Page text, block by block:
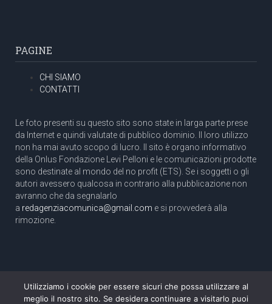
PAGINE
CHI SIAMO
CONTATTI
Le foto presenti su questo sito sono state in larga parte prese
da Internet e quindi valutate di pubblico dominio. Il loro utilizzo
non ha mai avuto scopo di lucro. Il sito è organo informativo
della Onlus Fondazione Levi Pelloni e le comunicazioni prodotte
sono destinate al mondo del no profit (ETS). Se i soggetti o gli
autori avessero qualcosa in contrario alla pubblicazione non
avranno che da segnalarlo
a redagenziacomunica@gmail.com e si provvederà alla
rimozione.
Copyright 2003 com.unica - Tutti i diritti riservati
Utilizziamo i cookie per essere sicuri che possa utilizzare al
meglio il nostro sito. Se desidera continuare a visitarlo puoi